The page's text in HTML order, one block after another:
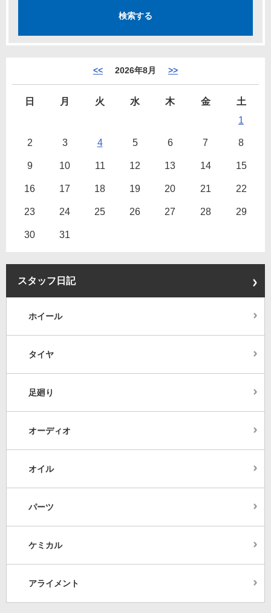
<< 2026年8月 >>
日 月 火 水 木 金
土
1
2 3 4 5 6 7 8
9 10 11 12 13 14 15
16 17 18 19 20 21 22
23 24 25 26 27 28 29
30 31
スタッフ日記
ホイール
タイヤ
足廻り
オーディオ
オイル
パーツ
ケミカル
アライメント